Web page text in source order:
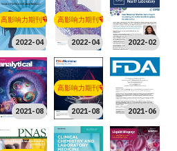
2022-04
高影响力期刊
2022-04
高影响力期刊
2022-02
2021-08 2021-08
高影响力期刊
2021-06